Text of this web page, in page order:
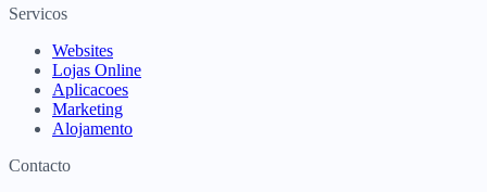
Servicos
Websites
Lojas Online
Aplicacoes
Marketing
Alojamento
Contacto